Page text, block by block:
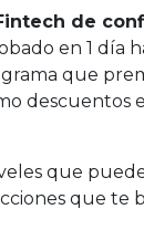
de
en 1
que
descuentos
que
que